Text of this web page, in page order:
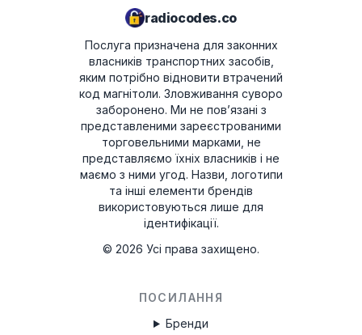
radiocodes.co
Послуга призначена для законних
власників транспортних засобів,
яким потрібно відновити втрачений
код магнітоли. Зловживання суворо
заборонено. Ми не пов’язані з
представленими зареєстрованими
торговельними марками, не
представляємо їхніх власників і не
маємо з ними угод. Назви, логотипи
та інші елементи брендів
використовуються лише для
ідентифікації.
© 2026 Усі права захищено.
ПОСИЛАННЯ
Бренди